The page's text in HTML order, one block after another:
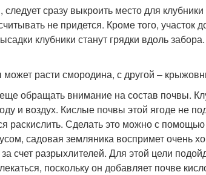
сразу выкроить место для
не придется. Кроме того,
клубники станут грядки вдоль
расти смородина, с другой –
обращать внимание на состав почвы.
и воздух. Кислые почвы этой ягоде не
раскислить. Сделать это можно с
садовая земляника воспримет очень
счет разрыхлителей. Для этой цели
поскольку он добавляет почве